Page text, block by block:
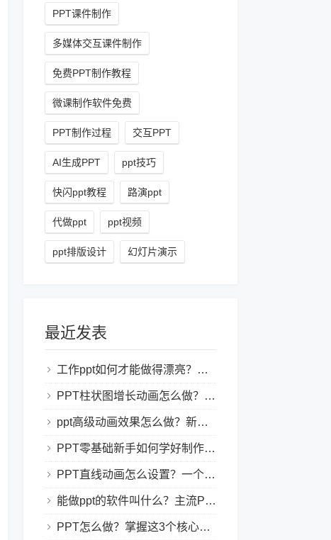
PPT课件制作
多媒体交互课件制作
免费PPT制作教程
微课制作软件免费
PPT制作过程 交互PPT
AI生成PPT ppt技巧
快闪ppt教程 路演ppt
代做ppt ppt视频
ppt排版设计 幻灯片演示
最近发表
工作ppt如何才能做得漂亮？职场PPT美化与制作技巧
PPT柱状图增长动画怎么做？实用的ppt技巧分享给你！
ppt高级动画效果怎么做？新手也能学会的亮眼PPT动画指南
PPT零基础新手如何学好制作PPT？新手入门全攻略
PPT直线动画怎么设置？一个简单的设置技巧
能做ppt的软件叫什么？主流PPT制作软件盘点与选型指南
PPT怎么做？掌握这3个核心制作方法与技巧，新手也能变大神！